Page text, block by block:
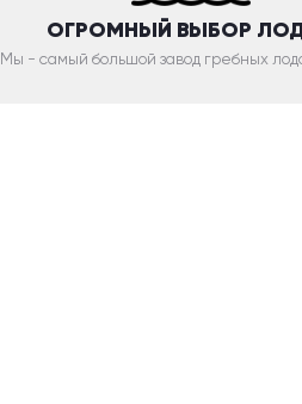
ОГРОМНЫЙ ВЫБОР
Мы - самый большой завод гребных